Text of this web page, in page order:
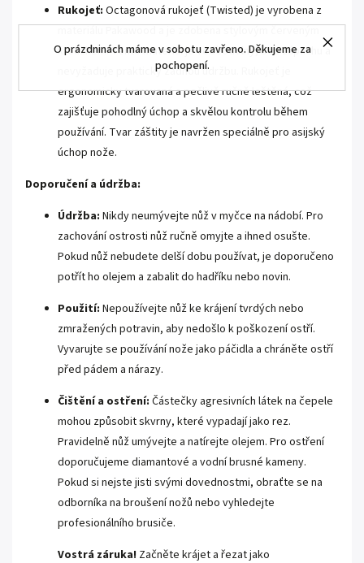
O prázdninách máme v sobotu zavřeno. Děkujeme za
pochopení.
Rukojeť: Octagonová rukojeť (Twisted) je vyrobena z
kroužkem. Tento materiál je voděodolný, bez zápachu a
nevyžaduje prakticky žádnou údržbu. Rukojeť je
ergonomicky tvarovaná a pečlivě ručně leštěná, což
zajišťuje pohodlný úchop a skvělou kontrolu během
používání. Tvar záštity je navržen speciálně pro asijský
úchop nože.
Doporučení a údržba:
Údržba: Nikdy neumývejte nůž v myčce na nádobí. Pro
zachování ostrosti nůž ručně omyjte a ihned osušte.
Pokud nůž nebudete delší dobu používat, je doporučeno
potřít ho olejem a zabalit do hadříku nebo novin.
Použití: Nepoužívejte nůž ke krájení tvrdých nebo
zmražených potravin, aby nedošlo k poškození ostří.
Vyvarujte se používání nože jako páčidla a chráněte ostří
před pádem a nárazy.
Čištění a ostření: Částečky agresivních látek na čepele
mohou způsobit skvrny, které vypadají jako rez.
Pravidelně nůž umývejte a natírejte olejem. Pro ostření
doporučujeme diamantové a vodní brusné kameny.
Pokud si nejste jisti svými dovednostmi, obraťte se na
odborníka na broušení nožů nebo vyhledejte
profesionálního brusiče.
Vostrá záruka! Začněte krájet a řezat jako